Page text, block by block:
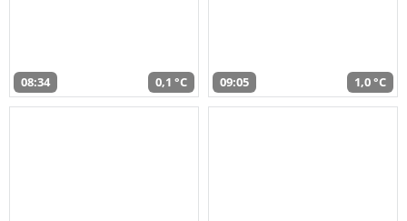
08:34 0,1 °C 09:05 1,0 °C